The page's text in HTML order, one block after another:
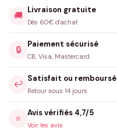
🚚
Livraison gratuite
Dès 60€ d'achat
🔒
Paiement sécurisé
CB, Visa, Mastercard
↩️
Satisfait ou remboursé
Retour sous 14 jours
⭐
Avis vérifiés 4,7/5
Voir les avis